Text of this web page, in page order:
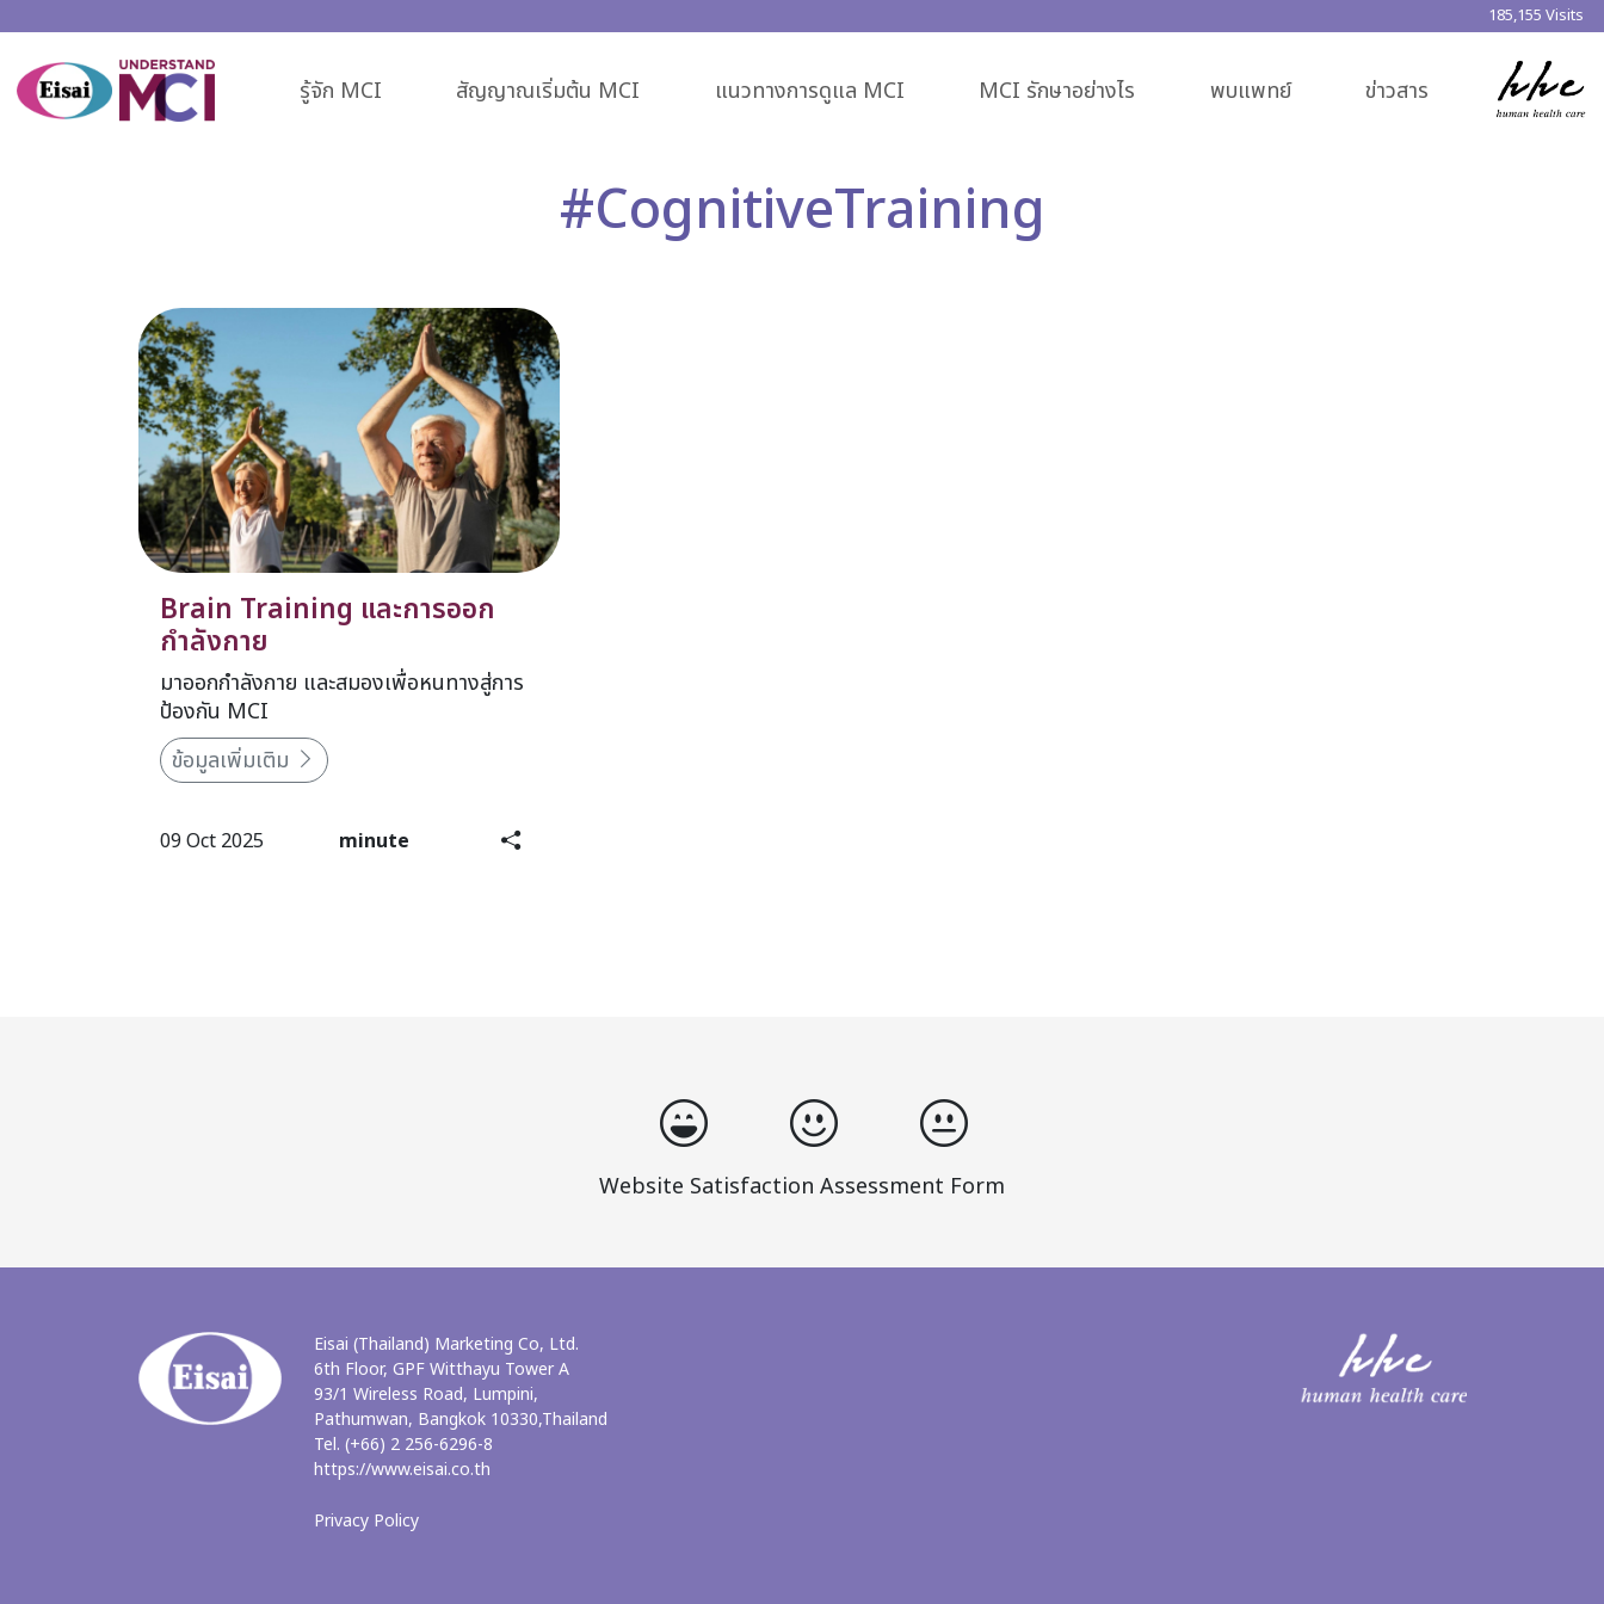
185,155 Visits
รู้จัก MCI สัญญาณเริ่มต้น MCI แนวทางการดูแล MCI MCI รักษาอย่างไร พบแพทย์ ข่าวสาร
#CognitiveTraining
Brain Training และการออก
กำลังกาย
มาออกกำลังกาย และสมองเพื่อหนทางสู่การ
ป้องกัน MCI
ข้อมูลเพิ่มเติม
09 Oct 2025 minute
Website Satisfaction Assessment Form
Eisai (Thailand) Marketing Co, Ltd.
6th Floor, GPF Witthayu Tower A
93/1 Wireless Road, Lumpini,
Pathumwan, Bangkok 10330,Thailand
Tel. (+66) 2 256-6296-8
https://www.eisai.co.th
Privacy Policy